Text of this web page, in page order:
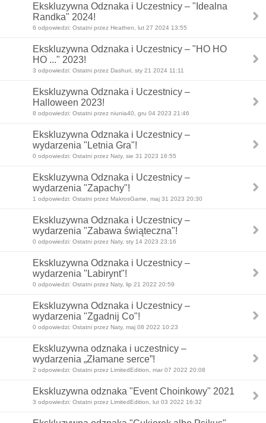
Ekskluzywna Odznaka i Uczestnicy – "Idealna
Randka" 2024!
6 odpowiedzi: Ostatni przez Heathen, lut 27 2024 13:55
Ekskluzywna Odznaka i Uczestnicy – "HO HO
HO ..." 2023!
3 odpowiedzi: Ostatni przez Dashuri, sty 21 2024 11:11
Ekskluzywna Odznaka i Uczestnicy –
Halloween 2023!
8 odpowiedzi: Ostatni przez niunia40, gru 04 2023 21:46
Ekskluzywna Odznaka i Uczestnicy –
wydarzenia "Letnia Gra"!
0 odpowiedzi: Ostatni przez Naty, sie 31 2023 16:55
Ekskluzywna Odznaka i Uczestnicy –
wydarzenia "Zapachy"!
1 odpowiedzi: Ostatni przez MakrosGame, maj 31 2023 20:30
Ekskluzywna Odznaka i Uczestnicy –
wydarzenia "Zabawa świąteczna"!
0 odpowiedzi: Ostatni przez Naty, sty 14 2023 23:16
Ekskluzywna Odznaka i Uczestnicy –
wydarzenia "Labirynt"!
0 odpowiedzi: Ostatni przez Naty, lip 21 2022 20:59
Ekskluzywna Odznaka i Uczestnicy –
wydarzenia "Zgadnij Co"!
0 odpowiedzi: Ostatni przez Naty, maj 08 2022 10:23
Ekskluzywna odznaka i uczestnicy – ​​
wydarzenia „Złamane serce”!
2 odpowiedzi: Ostatni przez LimitedEdition, mar 07 2022 20:08
Ekskluzywna odznaka "Event Choinkowy" 2021
3 odpowiedzi: Ostatni przez LimitedEdition, lut 03 2022 16:32